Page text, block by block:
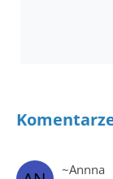
~Annna